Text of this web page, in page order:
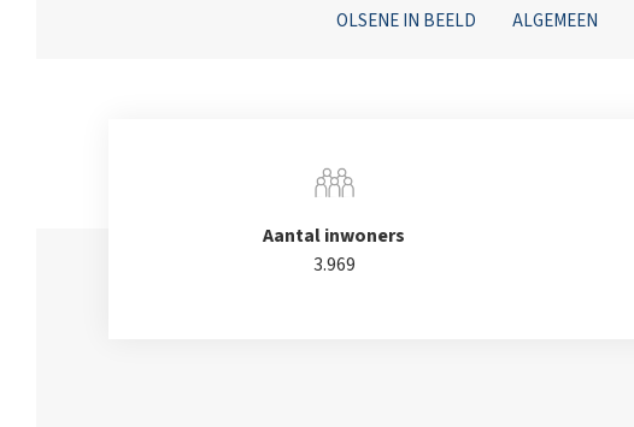
OLSENE IN BEELD ALGEMEEN
Aantal inwoners
3.969